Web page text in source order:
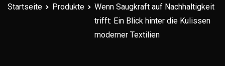
Startseite Produkte
Wenn Saugkraft auf Nachhaltigkeit
trifft: Ein Blick hinter die Kulissen
moderner Textilien